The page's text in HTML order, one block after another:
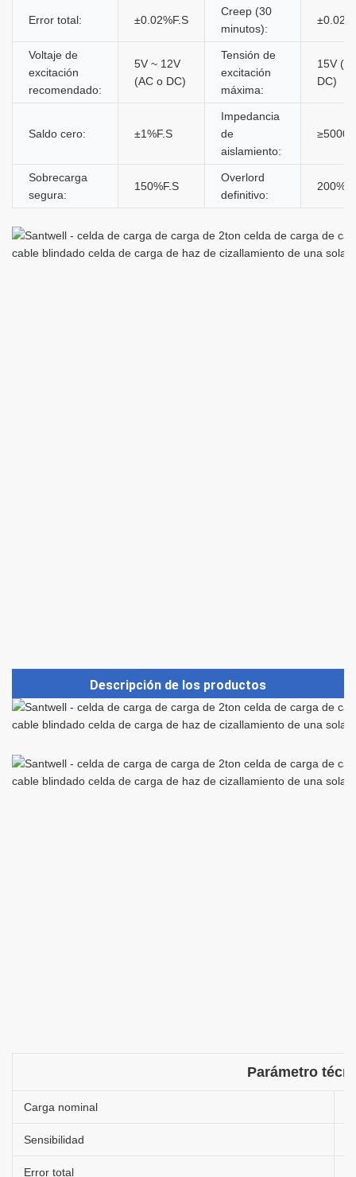
Error total: ±0.02%F.S
Creep (30
minutos):
Voltaje de
excitación
recomendado:
5V ~ 12V
(AC o DC)
Tensión de
excitación
máxima:
15V
DC)
Saldo cero: ±1%F.S
Impedancia
de
aislamiento:
Sobrecarga
segura:
150%F.S
Overlord
definitivo:
Descripción de los productos
Parámetro
Carga nominal
Sensibilidad
Error total